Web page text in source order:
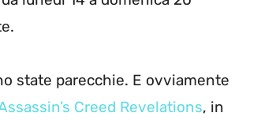
state parecchie. E ovviamente
Creed Revelations, in